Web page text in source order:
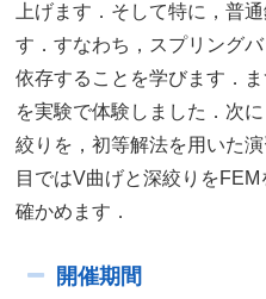
上げます．そして特に，普
す．すなわち，スプリング
依存することを学びます．
を実験で体験しました．次
絞りを，初等解法を用いた
目ではV曲げと深絞りを
確かめます．
開催期間